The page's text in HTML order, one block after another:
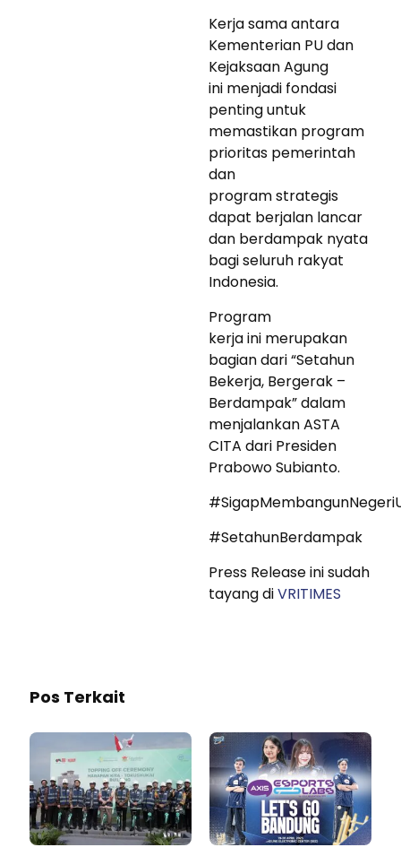
Kerja sama antara
Kementerian PU dan
Kejaksaan Agung
ini menjadi fondasi
penting untuk
memastikan program
prioritas pemerintah
dan
program strategis
dapat berjalan lancar
dan berdampak nyata
bagi seluruh rakyat
Indonesia.
Program
kerja ini merupakan
bagian dari “Setahun
Bekerja, Bergerak –
Berdampak” dalam
menjalankan ASTA
CITA dari Presiden
Prabowo Subianto.
#SetahunBerdampak
Press Release ini sudah
tayang diVRITIMES
Pos Terkait